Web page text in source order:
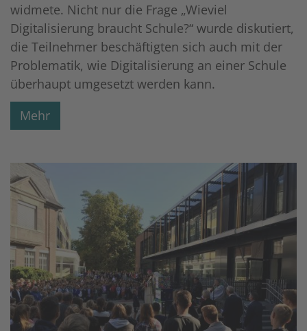
widmete. Nicht nur die Frage „Wieviel
Digitalisierung braucht Schule?“ wurde diskutiert,
die Teilnehmer beschäftigten sich auch mit der
Problematik, wie Digitalisierung an einer Schule
überhaupt umgesetzt werden kann.
Mehr